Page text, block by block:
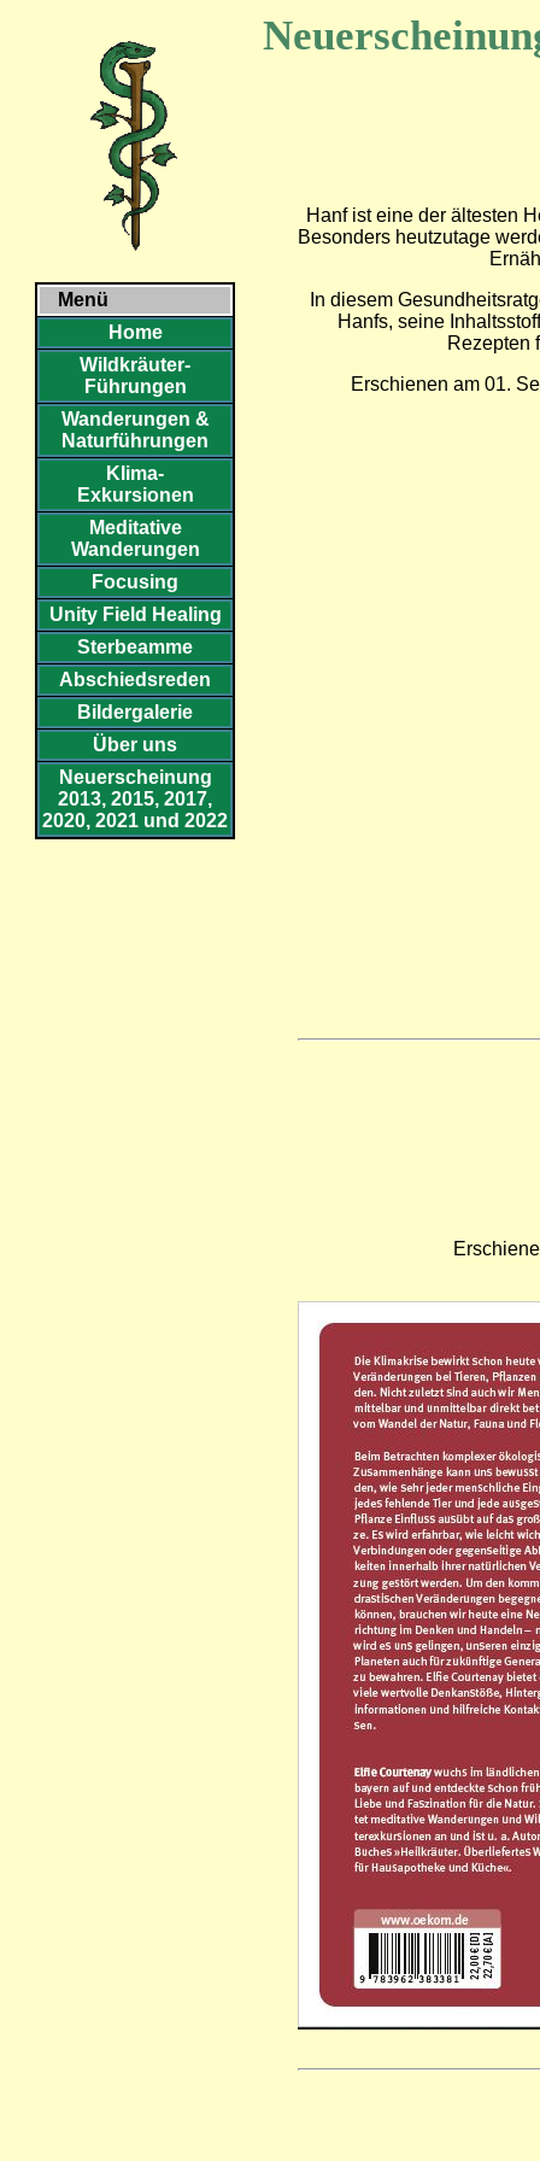
Menü
Home
Wildkräuter-
Führungen
Wanderungen &
Naturführungen
Klima-
Exkursionen
Meditative
Wanderungen
Focusing
Unity Field Healing
Sterbeamme
Abschiedsreden
Bildergalerie
Über uns
Neuerscheinung
2013, 2015, 2017,
2020, 2021 und 2022
Hanf ist eine der ältesten
Besonders heutzutage
In diesem
Hanfs, seine
Rezepten
Erschienen am 01.